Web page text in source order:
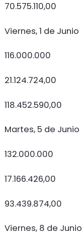
70.575.110,00
Viernes, 1 de Junio
116.000.000
21.124.724,00
118.452.590,00
Martes, 5 de Junio
132.000.000
17.166.426,00
93.439.874,00
Viernes, 8 de Junio